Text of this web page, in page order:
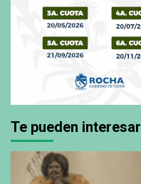
Te pueden interesar